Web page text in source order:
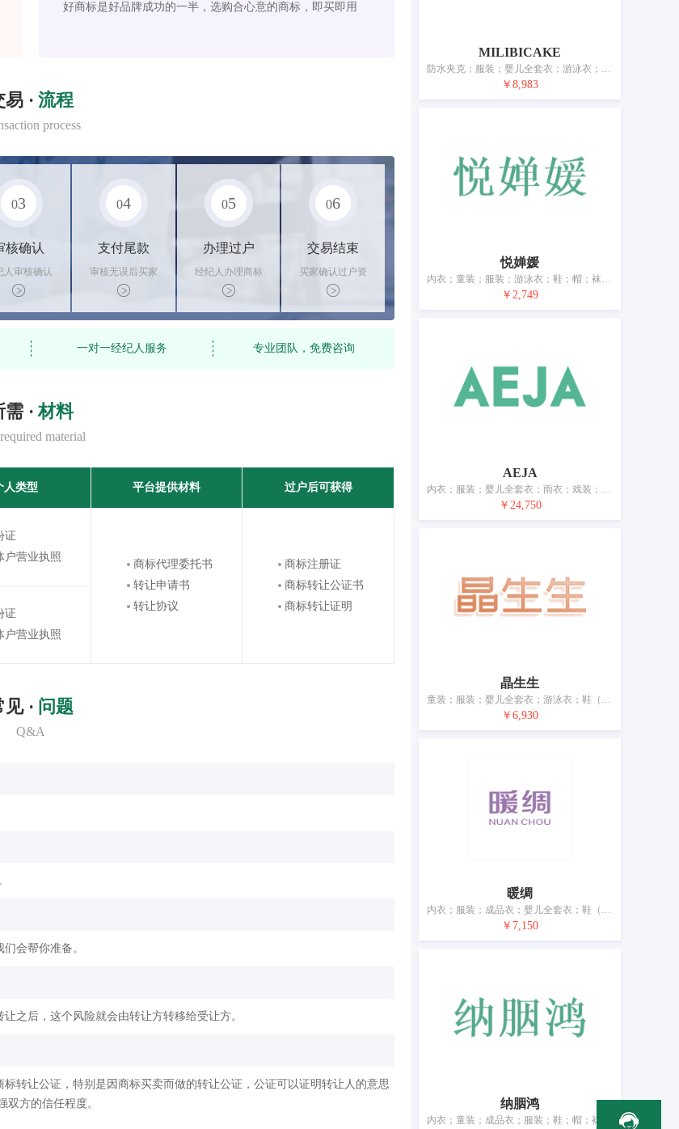
好商标是好品牌成功的一半，选购合心意的商标，即买即用
易 · 流程
process
03
核确认
人审核确认
商标状态
04
支付尾款
审核无误后买家
支付尾款，卖家
办理相关手续
05
办理过户
经纪人办理商标
转让手续，交付
相关证书
06
交易结束
买家确认过户资
料后，平台解冻
资金支付卖家
一对一经纪人服务 专业团队，免费咨询
需 · 材料
material
人类型 平台提供材料 过户后可获得
证
户营业执照
商标代理委托书
转让申请书
转让协议
商标注册证
商标转让公证书
商标转让证明
证
户营业执照
见 · 问题
Q&A
会帮你准备。
之后，这个风险就会由转让方转移给受让方。
转让公证，特别是因商标买卖而做的转让公证，公证可以证明转让人的意思
方的信任程度。
MILIBICAKE
防水夹克；服装；婴儿全套衣；游泳衣；鞋；帽；袜；摩托车手套；围巾；腰带
￥8,983
悦婵媛
内衣；童装；服装；游泳衣；鞋；帽；袜；手套（服装）；围巾；皮带（服饰用）
￥2,749
AEJA
内衣；服装；婴儿全套衣；雨衣；戏装；鞋；帽子；袜；围巾；腰带
￥24,750
晶生生
童装；服装；婴儿全套衣；游泳衣；鞋（脚上的穿着物）；帽子；袜；手套（服装）；围巾；婚纱
￥6,930
暖绸
内衣；服装；成品衣；婴儿全套衣；鞋（脚上的穿着物）；帽子；袜；围巾；腰带；婚纱
￥7,150
纳胭鸿